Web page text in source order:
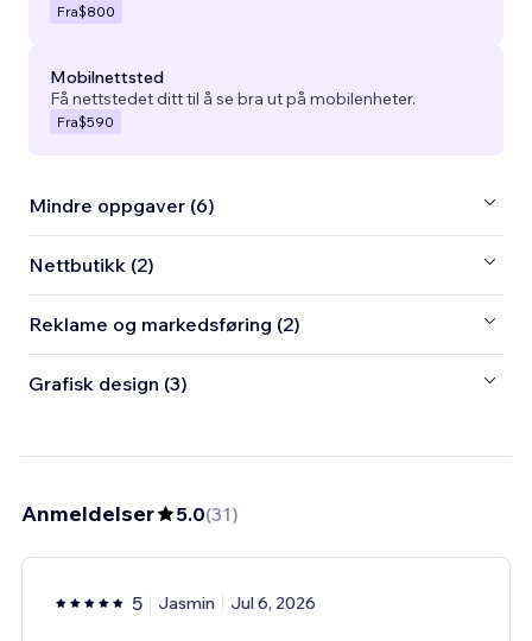
Fra$800
Mobilnettsted
Få nettstedet ditt til å se bra ut på mobilenheter.
Fra$590
Mindre oppgaver (6)
Nettbutikk (2)
Reklame og markedsføring (2)
Grafisk design (3)
Anmeldelser 5.0(31)
5 Jasmin Jul 6, 2026